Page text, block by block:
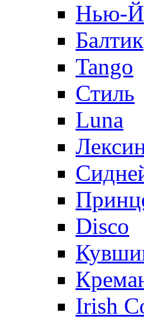
Нью-
Балтик
Tango
Стиль
Luna
Disco
Irish